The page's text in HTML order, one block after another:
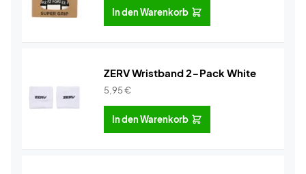
In den Warenkorb
ZERV Wristband 2-Pack White
5,95€
In den Warenkorb